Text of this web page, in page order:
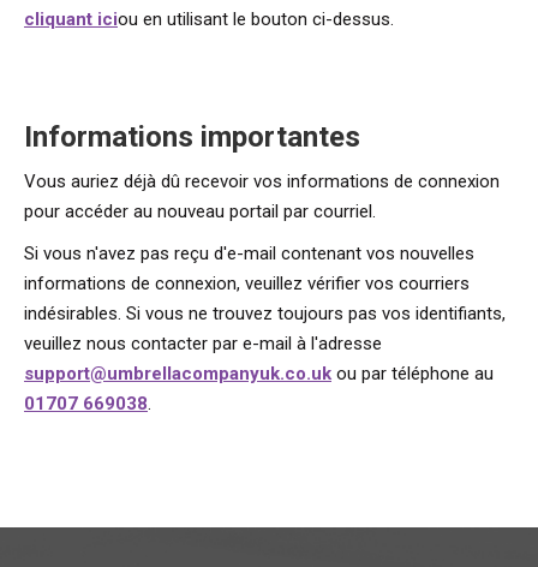
cliquant iciou en utilisant le bouton ci-dessus.
Informations importantes
Vous auriez déjà dû recevoir vos informations de connexion
pour accéder au nouveau portail par courriel.
Si vous n'avez pas reçu d'e-mail contenant vos nouvelles
informations de connexion, veuillez vérifier vos courriers
indésirables. Si vous ne trouvez toujours pas vos identifiants,
veuillez nous contacter par e-mail à l'adresse
support@umbrellacompanyuk.co.uk ou par téléphone au
01707 669038.